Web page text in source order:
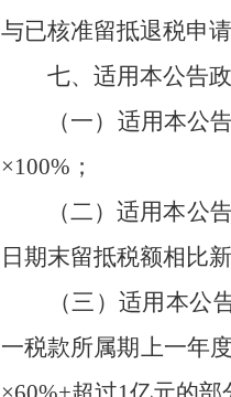
与已核准留抵退税申
七、适用本公告政
（一）适用本公告
×100% ；
（二）适用本公告
日期末留抵税额相比
（三）适用本公告
一税款所属期上一年度